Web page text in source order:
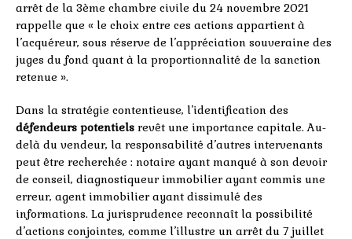
arrêt de la 3ème chambre civile du 24 novembre 2021
rappelle que « le choix entre ces actions appartient à
l’acquéreur, sous réserve de l’appréciation souveraine des
juges du fond quant à la proportionnalité de la sanction
retenue ».
Dans la stratégie contentieuse, l’identification des
défendeurs potentiels revêt une importance capitale. Au-
delà du vendeur, la responsabilité d’autres intervenants
peut être recherchée : notaire ayant manqué à son devoir
de conseil, diagnostiqueur immobilier ayant commis une
erreur, agent immobilier ayant dissimulé des
informations. La jurisprudence reconnaît la possibilité
d’actions conjointes, comme l’illustre un arrêt du 7 juillet